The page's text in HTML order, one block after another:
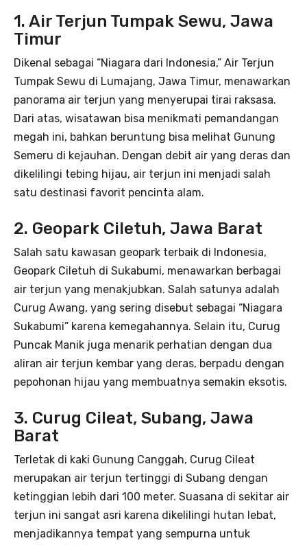
1. Air Terjun Tumpak Sewu, Jawa
Timur
Dikenal sebagai “Niagara dari Indonesia,” Air Terjun
Tumpak Sewu di Lumajang, Jawa Timur, menawarkan
panorama air terjun yang menyerupai tirai raksasa.
Dari atas, wisatawan bisa menikmati pemandangan
megah ini, bahkan beruntung bisa melihat Gunung
Semeru di kejauhan. Dengan debit air yang deras dan
dikelilingi tebing hijau, air terjun ini menjadi salah
satu destinasi favorit pencinta alam.
2. Geopark Ciletuh, Jawa Barat
Salah satu kawasan geopark terbaik di Indonesia,
Geopark Ciletuh di Sukabumi, menawarkan berbagai
air terjun yang menakjubkan. Salah satunya adalah
Curug Awang, yang sering disebut sebagai “Niagara
Sukabumi” karena kemegahannya. Selain itu, Curug
Puncak Manik juga menarik perhatian dengan dua
aliran air terjun kembar yang deras, berpadu dengan
pepohonan hijau yang membuatnya semakin eksotis.
3. Curug Cileat, Subang, Jawa
Barat
Terletak di kaki Gunung Canggah, Curug Cileat
merupakan air terjun tertinggi di Subang dengan
ketinggian lebih dari 100 meter. Suasana di sekitar air
terjun ini sangat asri karena dikelilingi hutan lebat,
menjadikannya tempat yang sempurna untuk